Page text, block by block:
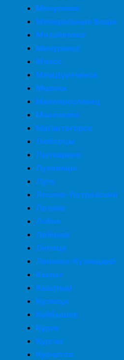
Минусинск
Минеральные Воды
Михайловка
Мичуринск
Миасс
Междуреченск
Мценск
Малоярославец
Махачкала
Магнитогорск
Люберцы
Лыткарино
Луховицы
Луга
Лосино-Петровский
Лосино
Лобня
Лобинск
Липецк
Ленинск-Кузнецкий
Кызыл
Кыштым
Кузнецк
Куйбышев
Курск
Курган
Курчатов